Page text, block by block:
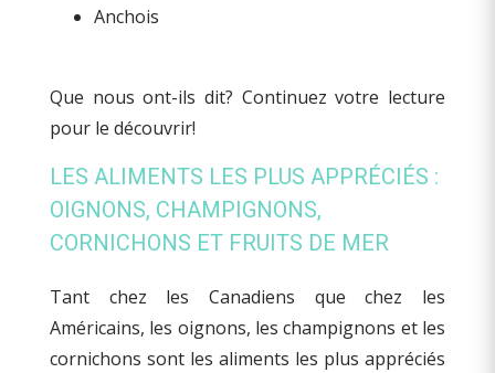
Anchois
Que nous ont-ils dit? Continuez votre lecture
pour le découvrir!
LES ALIMENTS LES PLUS APPRÉCIÉS :
OIGNONS, CHAMPIGNONS,
CORNICHONS ET FRUITS DE MER
Tant chez les Canadiens que chez les
Américains, les oignons, les champignons et les
cornichons sont les aliments les plus appréciés